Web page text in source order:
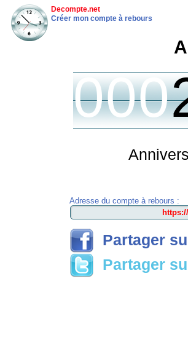
Decompte.net
Créer mon compte à rebours
000
Adresse du compte à rebours :
Partager
Partager